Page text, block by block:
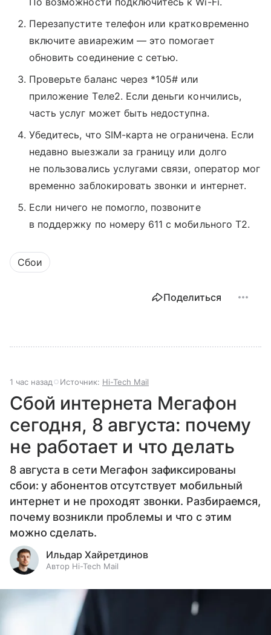
Перезапустите телефон или кратковременно
включите авиарежим — это помогает
обновить соединение с сетью.
Проверьте баланс через *105# или
приложение Tеле2. Если деньги кончились,
часть услуг может быть недоступна.
Убедитесь, что SIM-карта не ограничена. Если
недавно выезжали за границу или долго
не пользовались услугами связи, оператор мог
временно заблокировать звонки и интернет.
Если ничего не помогло, позвоните
в поддержку по номеру 611 с мобильного T2.
Сбои
Поделиться
1 час назад Источник: Hi-Tech Mail
Сбой интернета Мегафон
сегодня, 8 августа: почему
не работает и что делать
8 августа в сети Мегафон зафиксированы
сбои: у абонентов отсутствует мобильный
интернет и не проходят звонки. Разбираемся,
почему возникли проблемы и что с этим
можно сделать.
Ильдар Хайретдинов
Автор Hi-Tech Mail